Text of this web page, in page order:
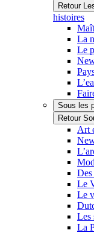
Retour
histoires
La
Le
Sous les
Retour
Art
Des
Le
Le
Les
La